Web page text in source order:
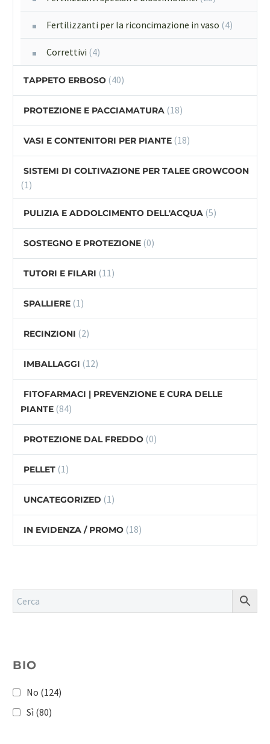
Fertilizzanti per la riconcimazione in vaso (4)
Correttivi (4)
TAPPETO ERBOSO (40)
PROTEZIONE E PACCIAMATURA (18)
VASI E CONTENITORI PER PIANTE (18)
SISTEMI DI COLTIVAZIONE PER TALEE GROWCOON
(1)
PULIZIA E ADDOLCIMENTO DELL'ACQUA (5)
SOSTEGNO E PROTEZIONE (0)
TUTORI E FILARI (11)
SPALLIERE (1)
RECINZIONI (2)
IMBALLAGGI (12)
FITOFARMACI | PREVENZIONE E CURA DELLE
PIANTE (84)
PROTEZIONE DAL FREDDO (0)
PELLET (1)
UNCATEGORIZED (1)
IN EVIDENZA / PROMO (18)
BIO
No (124)
Sì (80)